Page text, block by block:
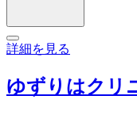
詳細を見る
ゆずりはクリ